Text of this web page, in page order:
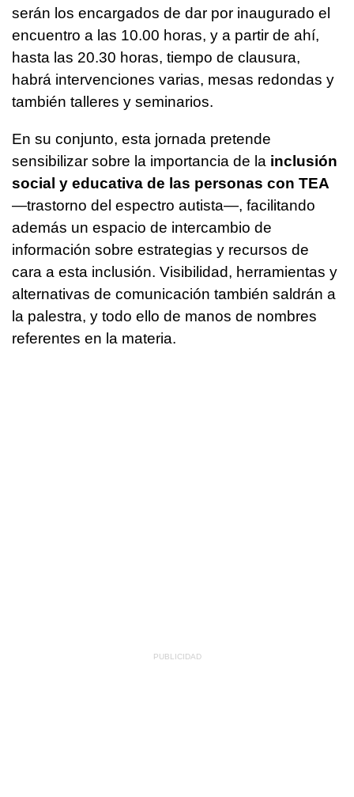
serán los encargados de dar por inaugurado el
encuentro a las 10.00 horas, y a partir de ahí,
hasta las 20.30 horas, tiempo de clausura,
habrá intervenciones varias, mesas redondas y
también talleres y seminarios.
En su conjunto, esta jornada pretende
sensibilizar sobre la importancia de la inclusión
social y educativa de las personas con TEA
—trastorno del espectro autista—, facilitando
además un espacio de intercambio de
información sobre estrategias y recursos de
cara a esta inclusión. Visibilidad, herramientas y
alternativas de comunicación también saldrán a
la palestra, y todo ello de manos de nombres
referentes en la materia.